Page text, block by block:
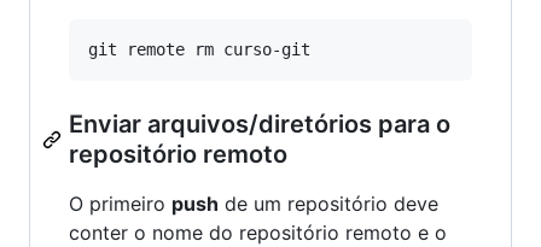
Enviar arquivos/diretórios para o
repositório remoto
O primeiro push de um repositório deve
conter o nome do repositório remoto e o